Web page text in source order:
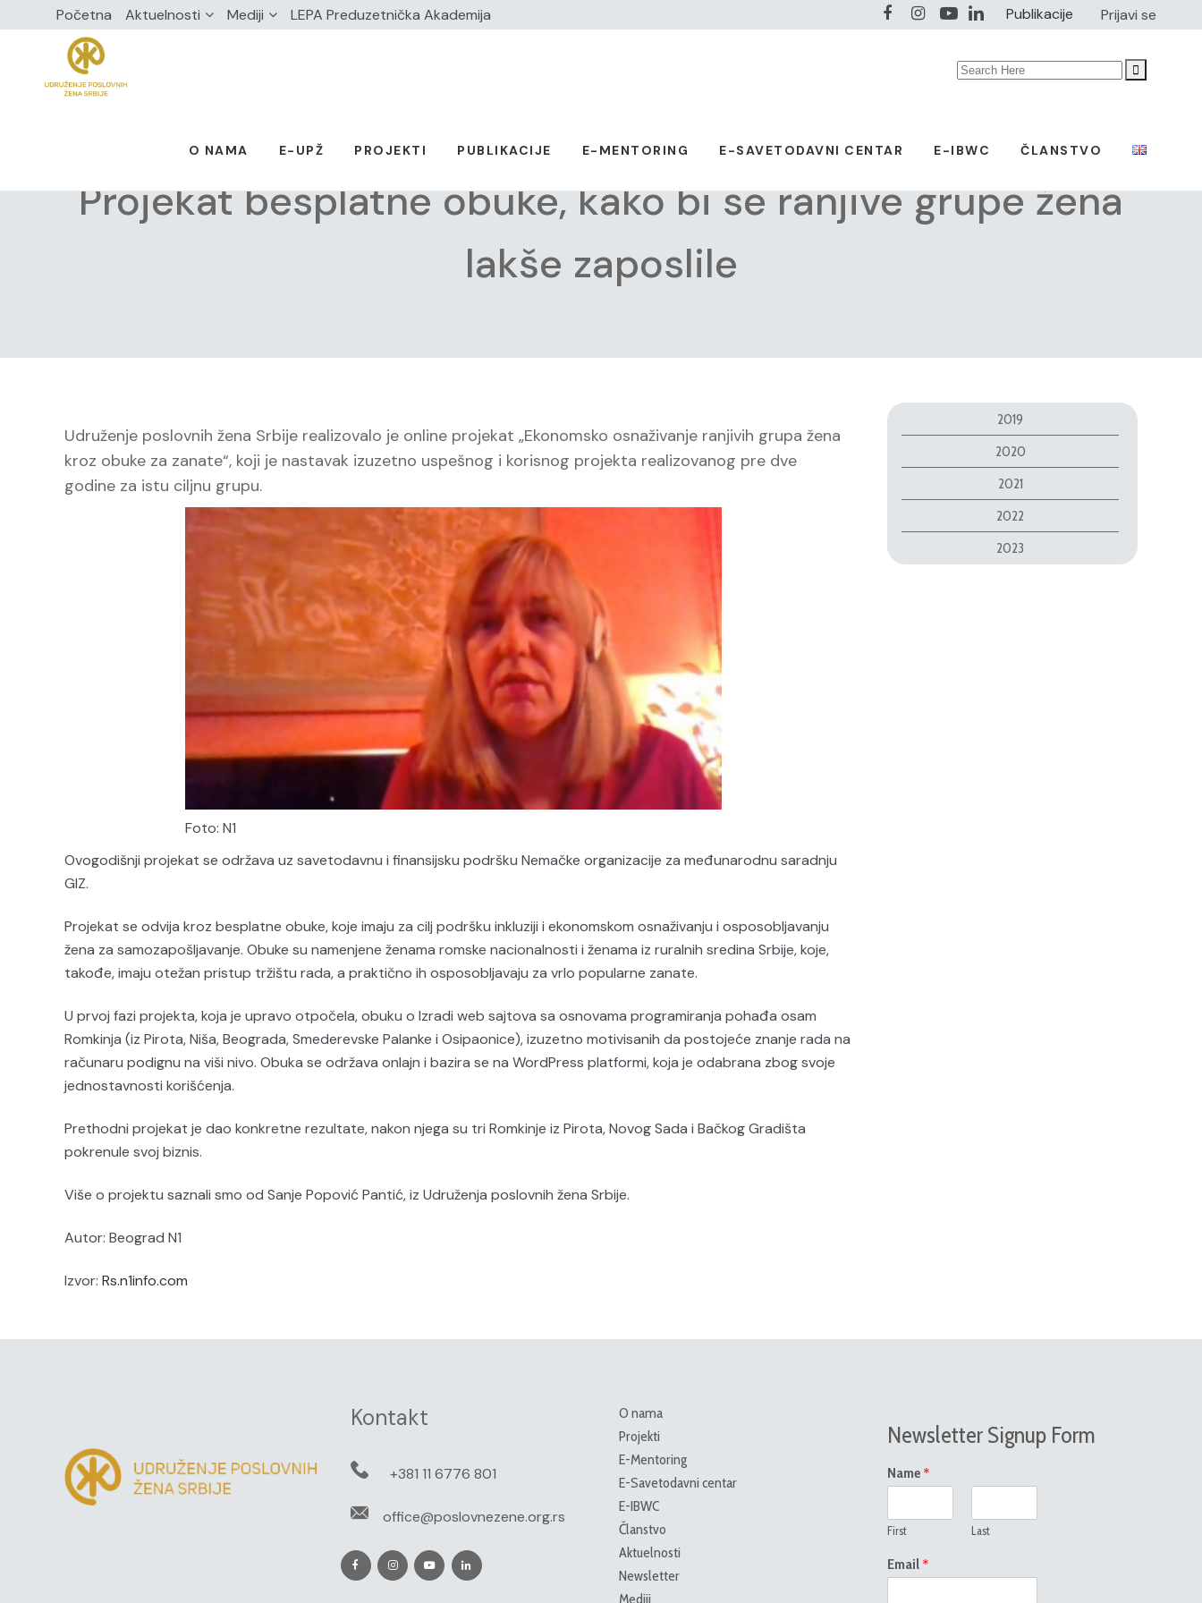
Početna Aktuelnosti Mediji LEPA Preduzetnička Akademija Publikacije Prijavi se
Search
O NAMA E-UPŽ PROJEKTI PUBLIKACIJE E-MENTORING E-SAVETODAVNI CENTAR E-IBWC ČLANSTVO
Projekat besplatne obuke, kako bi se ranjive grupe žena
lakše zaposlile
Udruženje poslovnih žena Srbije realizovalo je online projekat „Ekonomsko osnaživanje ranjivih grupa žena
kroz obuke za zanate“, koji je nastavak izuzetno uspešnog i korisnog projekta realizovanog pre dve
godine za istu ciljnu grupu.
Foto: N1
Ovogodišnji projekat se održava uz savetodavnu i finansijsku podršku Nemačke organizacije za međunarodnu saradnju
GIZ.
Projekat se odvija kroz besplatne obuke, koje imaju za cilj podršku inkluziji i ekonomskom osnaživanju i osposobljavanju
žena za samozapošljavanje. Obuke su namenjene ženama romske nacionalnosti i ženama iz ruralnih sredina Srbije, koje,
takođe, imaju otežan pristup tržištu rada, a praktično ih osposobljavaju za vrlo popularne zanate.
U prvoj fazi projekta, koja je upravo otpočela, obuku o Izradi web sajtova sa osnovama programiranja pohađa osam
Romkinja (iz Pirota, Niša, Beograda, Smederevske Palanke i Osipaonice), izuzetno motivisanih da postojeće znanje rada na
računaru podignu na viši nivo. Obuka se održava onlajn i bazira se na WordPress platformi, koja je odabrana zbog svoje
jednostavnosti korišćenja.
Prethodni projekat je dao konkretne rezultate, nakon njega su tri Romkinje iz Pirota, Novog Sada i Bačkog Gradišta
pokrenule svoj biznis.
Više o projektu saznali smo od Sanje Popović Pantić, iz Udruženja poslovnih žena Srbije.
Autor: Beograd N1
Izvor: Rs.n1info.com
2019
2020
2021
2022
2023
Kontakt
+381 11 6776 801
office@poslovnezene.org.rs
O nama
Projekti
E-Mentoring
E-Savetodavni centar
E-IBWC
Članstvo
Aktuelnosti
Newsletter
Mediji
Newsletter Signup Form
Name *
First Last
Email *